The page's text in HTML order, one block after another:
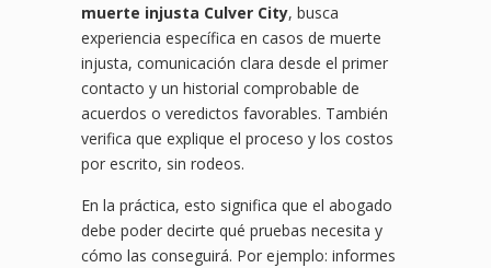
muerte injusta Culver City, busca
experiencia específica en casos de muerte
injusta, comunicación clara desde el primer
contacto y un historial comprobable de
acuerdos o veredictos favorables. También
verifica que explique el proceso y los costos
por escrito, sin rodeos.
En la práctica, esto significa que el abogado
debe poder decirte qué pruebas necesita y
cómo las conseguirá. Por ejemplo: informes